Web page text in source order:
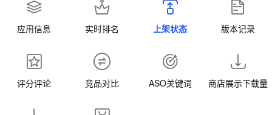
应用信息 实时排名 上架状态 版本记录
评分评论 竞品对比 ASO关键词 商店展示下载量